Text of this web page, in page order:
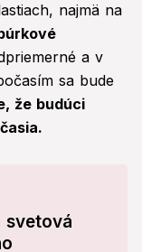
najmä na
a v
sa bude
že budúci
svetová